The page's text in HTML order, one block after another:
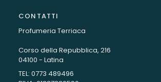
CONTATTI
Profumeria Terriaca
Corso della Repubblica, 216
04100 - Latina
TEL: 0773 489496